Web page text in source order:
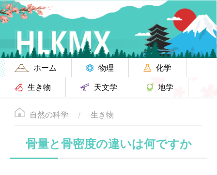
ホーム 物理
化学
生き物
天文学 地学
自然の科学 生き物
骨量と骨密度の違いは何ですか